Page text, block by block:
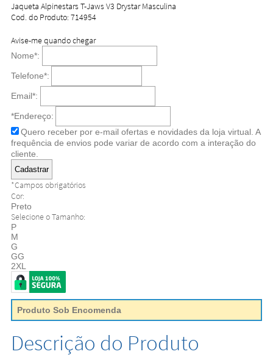
Jaqueta Alpinestars T-Jaws V3 Drystar Masculina
Cod. do Produto: 714954
Avise-me quando chegar
Nome*:
Telefone*:
Email*:
*Endereço:
Quero receber por e-mail ofertas e novidades da loja virtual. A
frequência de envios pode variar de acordo com a interação do
cliente.
*Campos obrigatórios
Cor:
Preto
Selecione o Tamanho:
P
M
G
GG
2XL
Produto Sob Encomenda
Descrição do Produto